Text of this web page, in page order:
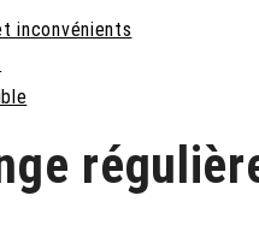
inconvénients